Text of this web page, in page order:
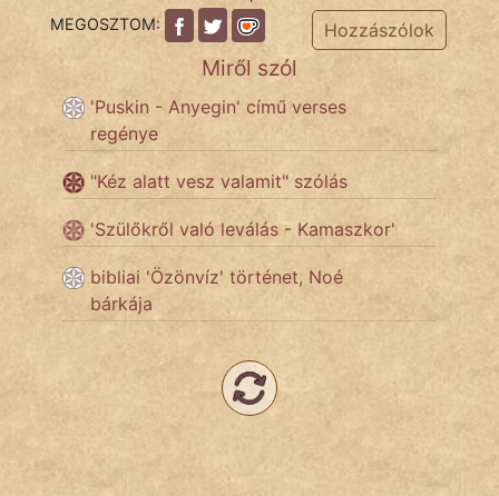
És
TÖRTÉNELEM
Népszerű szerzőink:
cinege
fantom
Hunor
Jób Gedeon
vörös ördög
MEGOSZTOM: Hozzászólok
Miről szól
'Puskin - Anyegin' című verses
regénye
"Kéz alatt vesz valamit" szólás
'Szülőkről való leválás - Kamaszkor'
bibliai 'Özönvíz' történet, Noé
bárkája